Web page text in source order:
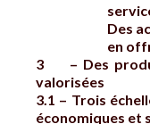
Des
en
3 – Des
valorisées
3.1 – Trois
économiques et